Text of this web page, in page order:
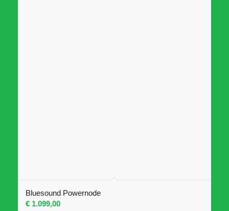
Bluesound Powernode
€1.099,00